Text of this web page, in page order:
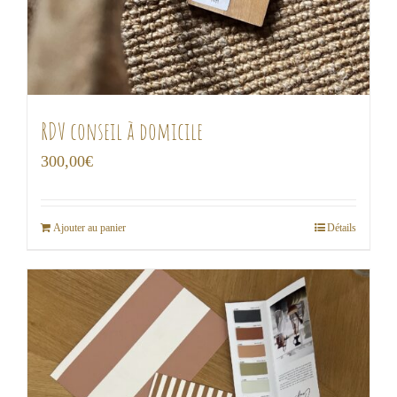
RDV conseil à domicile
300,00€
Ajouter au panier Détails